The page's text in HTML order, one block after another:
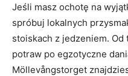
Jeśli masz ochotę na
‌spróbuj‍ lokalnych
stoiskach z jedzeniem.
potraw po egzotyczne
Möllevångstorget